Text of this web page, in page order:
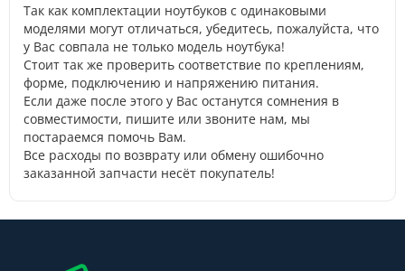
Так как комплектации ноутбуков с одинаковыми
моделями могут отличаться, убедитесь, пожалуйста, что
у Вас совпала не только модель ноутбука!
Стоит так же проверить соответствие по креплениям,
форме, подключению и напряжению питания.
Если даже после этого у Вас останутся сомнения в
совместимости, пишите или звоните нам, мы
постараемся помочь Вам.
Все расходы по возврату или обмену ошибочно
заказанной запчасти несёт покупатель!